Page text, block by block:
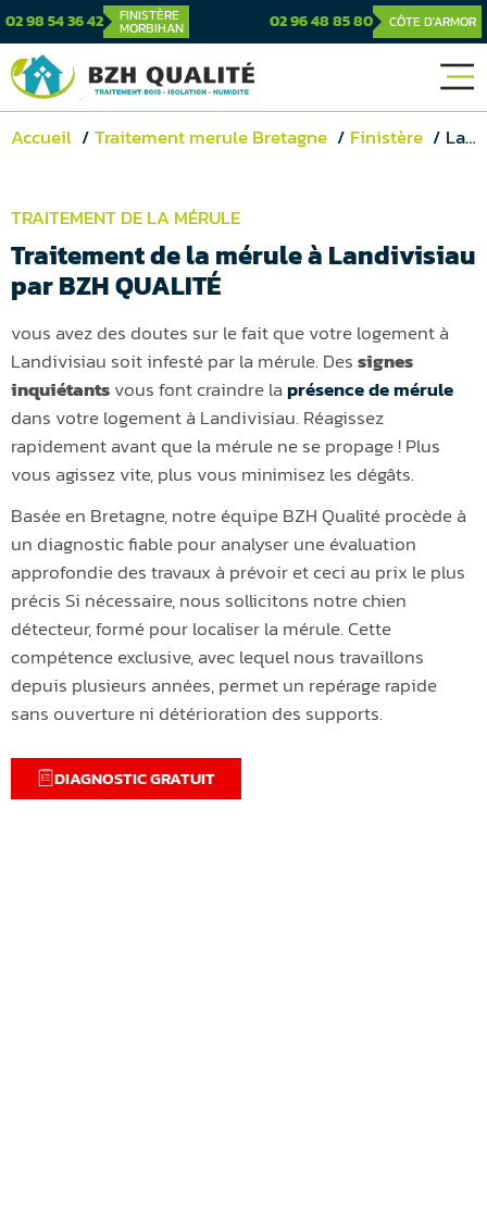
02 98 54 36 42 FINISTÈRE
MORBIHAN 02 96 48 85 80 CÔTE D'ARMOR
Accueil Traitement merule Bretagne Finistère Landivisiau
TRAITEMENT DE LA MÉRULE
Traitement de la mérule à Landivisiau
par BZH QUALITÉ
vous avez des doutes sur le fait que votre logement à
Landivisiau soit infesté par la mérule. Dessignes
inquiétantsvous font craindre laprésence de mérule
dans votre logement à Landivisiau. Réagissez
rapidement avant que la mérule ne se propage ! Plus
vous agissez vite, plus vous minimisez les dégâts.
Basée en Bretagne, notre équipe BZH Qualité procède à
un diagnostic fiable pour analyser une évaluation
approfondie des travaux à prévoir et ceci au prix le plus
précis Si nécessaire, nous sollicitons notre chien
détecteur, formé pour localiser la mérule. Cette
compétence exclusive, avec lequel nous travaillons
depuis plusieurs années, permet un repérage rapide
sans ouverture ni détérioration des supports.
DIAGNOSTIC GRATUIT